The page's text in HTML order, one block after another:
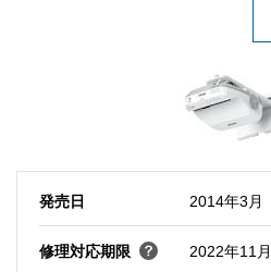
発売日 2014年3月
修理対応期限 2022年11